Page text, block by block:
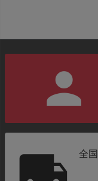
全